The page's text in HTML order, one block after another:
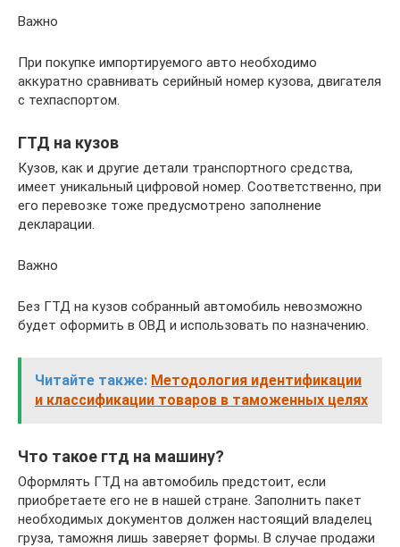
Важно
При покупке импортируемого авто необходимо
аккуратно сравнивать серийный номер кузова, двигателя
с техпаспортом.
ГТД на кузов
Кузов, как и другие детали транспортного средства,
имеет уникальный цифровой номер. Соответственно, при
его перевозке тоже предусмотрено заполнение
декларации.
Важно
Без ГТД на кузов собранный автомобиль невозможно
будет оформить в ОВД и использовать по назначению.
Читайте также: Методология идентификации
и классификации товаров в таможенных целях
Что такое гтд на машину?
Оформлять ГТД на автомобиль предстоит, если
приобретаете его не в нашей стране. Заполнить пакет
необходимых документов должен настоящий владелец
груза, таможня лишь заверяет формы. В случае продажи